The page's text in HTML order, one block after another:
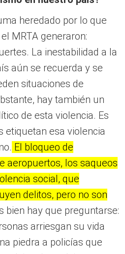
heredado por lo que
MRTA generaron:
La inestabilidad a la
aún se recuerda y se
situaciones de
hay también un
de esta violencia. Es
etiquetan esa violencia
El bloqueo de
aeropuertos, los saqueos
social, que
delitos, pero no son
bien hay que preguntarse:
arriesgan su vida
piedra a policías que